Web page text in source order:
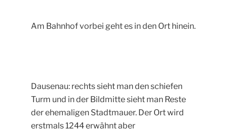
Am Bahnhof vorbei geht es in den Ort hinein.
Dausenau: rechts sieht man den schiefen
Turm und in der Bildmitte sieht man Reste
der ehemaligen Stadtmauer. Der Ort wird
erstmals 1244 erwähnt aber